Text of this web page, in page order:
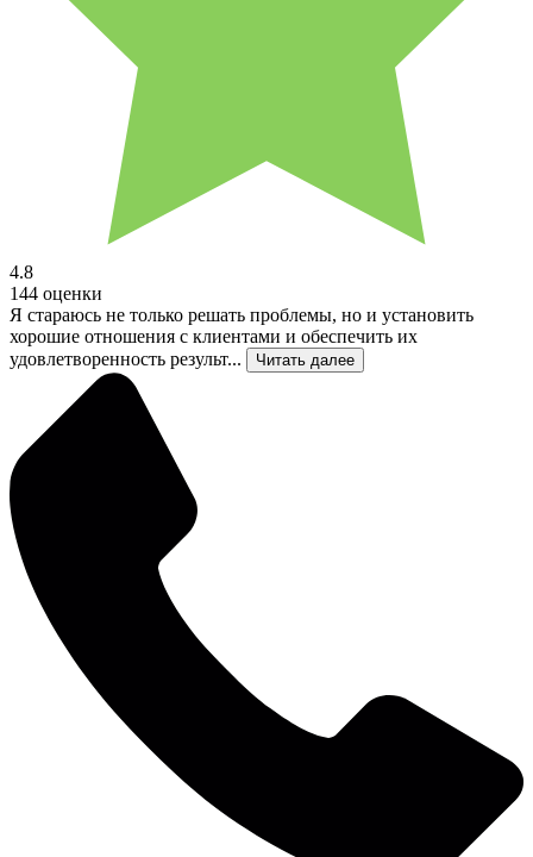
4.8
144 оценки
Я стараюсь не только решать проблемы, но и установить
хорошие отношения с клиентами и обеспечить их
удовлетворенность результ...
Читать далее